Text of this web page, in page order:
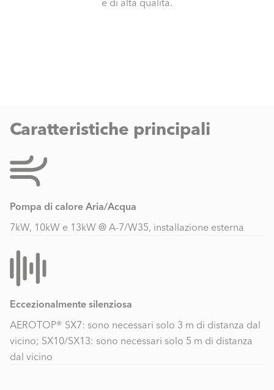
e di alta qualità.
Caratteristiche principali
Pompa di calore Aria/Acqua
7kW, 10kW e 13kW @ A-7/W35, installazione esterna
Eccezionalmente silenziosa
AEROTOP® SX7: sono necessari solo 3 m di distanza dal
vicino; SX10/SX13: sono necessari solo 5 m di distanza
dal vicino